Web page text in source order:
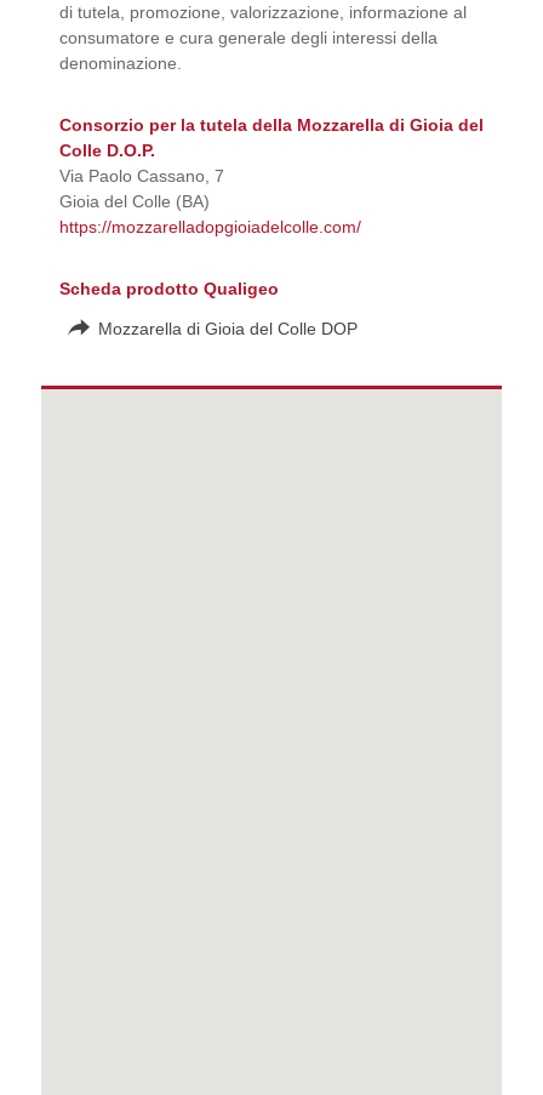
di tutela, promozione, valorizzazione, informazione al
consumatore e cura generale degli interessi della
denominazione.
Consorzio per la tutela della Mozzarella di Gioia del
Colle D.O.P.
Via Paolo Cassano, 7
Gioia del Colle (BA)
https://mozzarelladopgioiadelcolle.com/
Scheda prodotto Qualigeo
Mozzarella di Gioia del Colle DOP